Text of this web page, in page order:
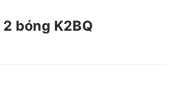
bóng K2BQ